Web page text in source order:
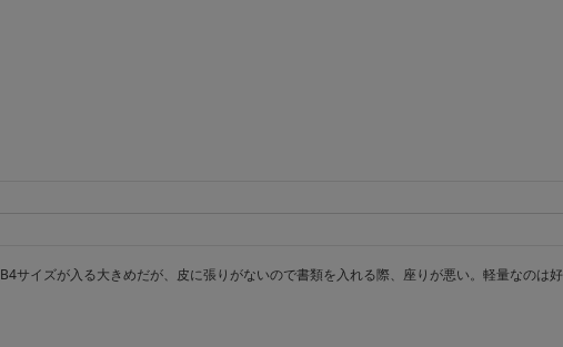
B4サイズが入る大きめだが、皮に張りがないので書類を入れる際、座りが悪い。軽量なのは好